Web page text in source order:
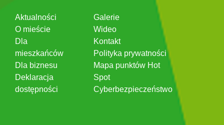
Aktualności
O mieście
Dla
mieszkańców
Dla biznesu
Deklaracja
dostępności
Galerie
Wideo
Kontakt
Polityka prywatności
Mapa punktów Hot
Spot
Cyberbezpieczeństwo